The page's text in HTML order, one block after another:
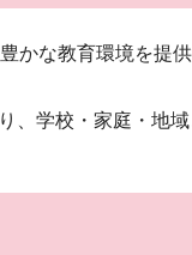
な教育環境を提
学校・家庭・地